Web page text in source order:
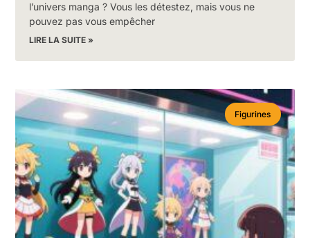
l’univers manga ? Vous les détestez, mais vous ne
pouvez pas vous empêcher
LIRE LA SUITE »
Figurines